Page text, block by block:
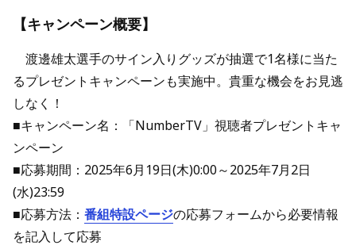
【キャンペーン概要】
渡邊雄太選手のサイン入りグッズが抽選で1名様に当た
るプレゼントキャンペーンも実施中。貴重な機会をお見逃
しなく！
■キャンペーン名：「NumberTV」視聴者プレゼントキャ
ンペーン
■応募期間：2025年6月19日(木)0:00～2025年7月2日
(水)23:59
■応募方法： 番組特設ページの応募フォームから必要情報
を記入して応募